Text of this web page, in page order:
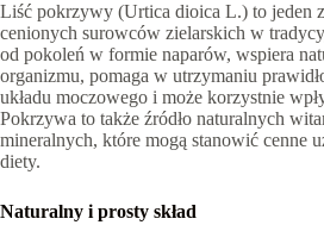
Liść pokrzywy (Urtica dioica L.) to jeden
cenionych surowców zielarskich w
od pokoleń w formie naparów, wspiera
organizmu, pomaga w utrzymaniu
układu moczowego i może korzystnie
Pokrzywa to także źródło naturalnych
mineralnych, które mogą stanowić cenne
diety.
Naturalny i prosty skład